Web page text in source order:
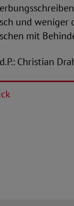
und weniger
mit
Christian